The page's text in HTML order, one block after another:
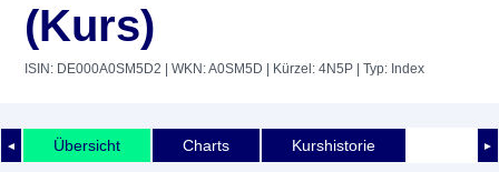
(Kurs)
ISIN: DE000A0SM5D2 | WKN: A0SM5D | Kürzel: 4N5P | Typ: Index
◄ ►
Übersicht Charts Kurshistorie